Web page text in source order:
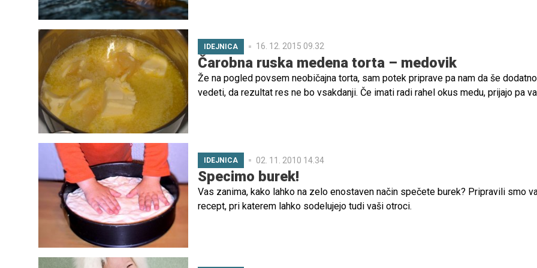
IDEJNICA 16. 12. 2015 09.32
Čarobna ruska medena torta – medovik
Že na pogled povsem neobičajna torta, sam potek priprave pa nam da še dodatno
vedeti, da rezultat res ne bo vsakdanji. Če imati radi rahel okus medu, prijajo pa
IDEJNICA 02. 11. 2010 14.34
Specimo burek!
Vas zanima, kako lahko na zelo enostaven način spečete burek? Pripravili smo
recept, pri katerem lahko sodelujejo tudi vaši otroci.